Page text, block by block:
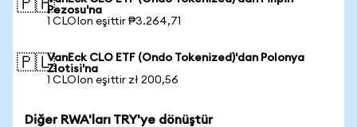
🇵🇭Pezosu'na
1 CLOIon eşittir ₱3.264,71
🇵🇱VanEck CLO ETF (Ondo Tokenized)'dan Polonya
Zlotisi'na
1 CLOIon eşittir zł 200,56
Diğer RWA'ları TRY'ye dönüştür